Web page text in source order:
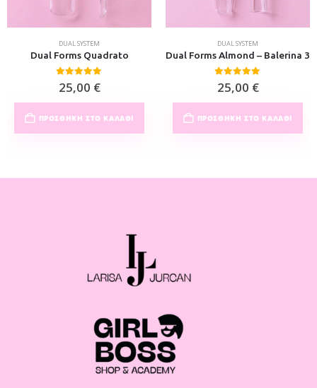
DUAL SYSTEM
Dual Forms Quadrato
0out of 5
25,00 €
ΠΡΟΣΘΉΚΗ ΣΤΟ ΚΑΛΆΘΙ
DUAL SYSTEM
Dual Forms Almond – Balerina 3
0out of 5
25,00 €
ΠΡΟΣΘΉΚΗ ΣΤΟ ΚΑΛΆΘΙ